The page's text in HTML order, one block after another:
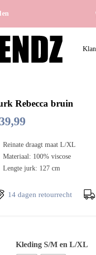
Rebecca bruin
39,99
Reinate draagt maat L/XL
Materiaal: 100% viscose
Lengte jurk: 127 cm
14 dagen retourrecht
Kleding S/M en L/XL